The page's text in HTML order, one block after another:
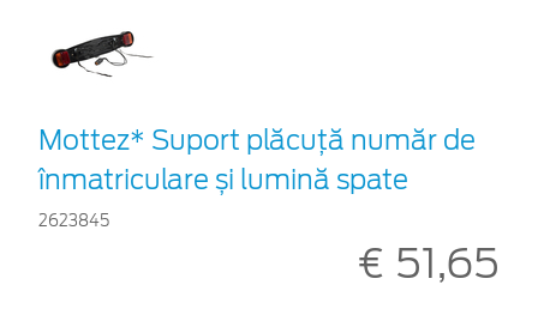
Mottez* Suport plăcuță număr de
înmatriculare și lumină spate
2623845
€ 51,65